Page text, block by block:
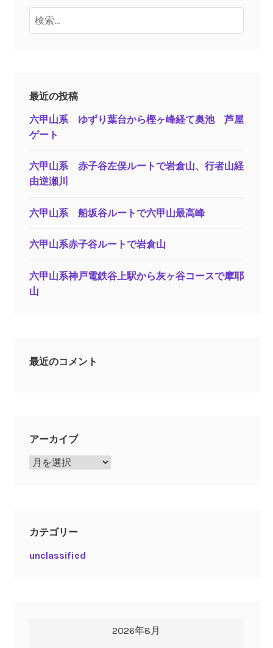
検
索:
最近の投稿
六甲山系 ゆずり葉台から樫ヶ峰経て奥池 芦屋
ゲート
六甲山系 赤子谷左俣ルートで岩倉山、行者山経
由逆瀬川
六甲山系 船坂谷ルートで六甲山最高峰
六甲山系赤子谷ルートで岩倉山
六甲山系神戸電鉄谷上駅から灰ヶ谷コースで摩耶
山
最近のコメント
アーカイブ
ア
カテゴリー
unclassified
2026年8月